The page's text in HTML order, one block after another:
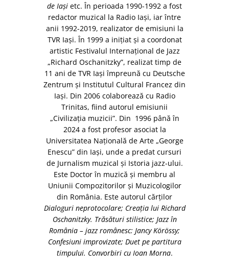
de Iaşi etc. În perioada 1990-1992 a fost
redactor muzical la Radio Iași, iar între
anii 1992-2019, realizator de emisiuni la
TVR Iaşi. În 1999 a iniţiat și a coordonat
artistic Festivalul Internaţional de Jazz
„Richard Oschanitzky”, realizat timp de
11 ani de TVR Iaşi împreună cu Deutsche
Zentrum şi Institutul Cultural Francez din
Iaşi. Din 2006 colaborează cu Radio
Trinitas, fiind autorul emisiunii
„Civilizaţia muzicii”. Din 1996 până în
2024 a fost profesor asociat la
Universitatea Naţională de Arte „George
Enescu” din Iaşi, unde a predat cursuri
de Jurnalism muzical și Istoria jazz-ului.
Este Doctor în muzică şi membru al
Uniunii Compozitorilor și Muzicologilor
din România. Este autorul cărţilor
Dialoguri neprotocolare; Creaţia lui Richard
Oschanitzky. Trăsături stilistice; Jazz în
România – jazz românesc: Jancy Körössy;
Confesiuni improvizate; Duet pe partitura
timpului. Convorbiri cu Ioan Morna.